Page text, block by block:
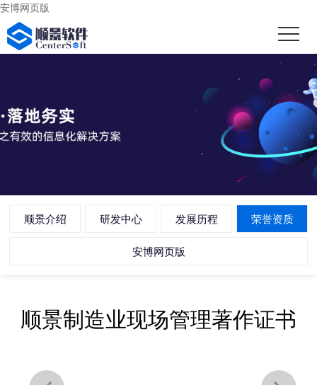
安博网页版
顺景介绍 研发中心 发展历程 荣誉资质
安博网页版
顺景制造业现场管理著作证书